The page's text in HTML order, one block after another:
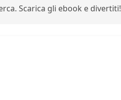
Scarica gli ebook e divertiti!